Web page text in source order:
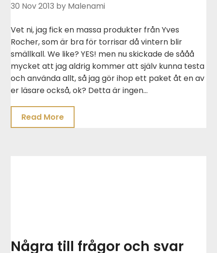
30 Nov 2013 by Malenami
Vet ni, jag fick en massa produkter från Yves
Rocher, som är bra för torrisar då vintern blir
smällkall. We like? YES! men nu skickade de sååå
mycket att jag aldrig kommer att själv kunna testa
och använda allt, så jag gör ihop ett paket åt en av
er läsare också, ok? Detta är ingen…
Read More
Några till frågor och svar